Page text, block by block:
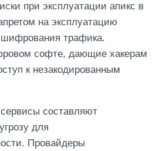
при эксплуатации апикс в
на эксплуатацию
шифрования трафика.
софте, дающие хакерам
к незакодированным
составляют
для
Провайдеры